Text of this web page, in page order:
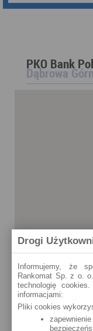
PKO Bank
Dąbrowa
Drogi
Informujemy, że
Rankomat Sp. z o.
technologię
informacjami:
Pliki cookies